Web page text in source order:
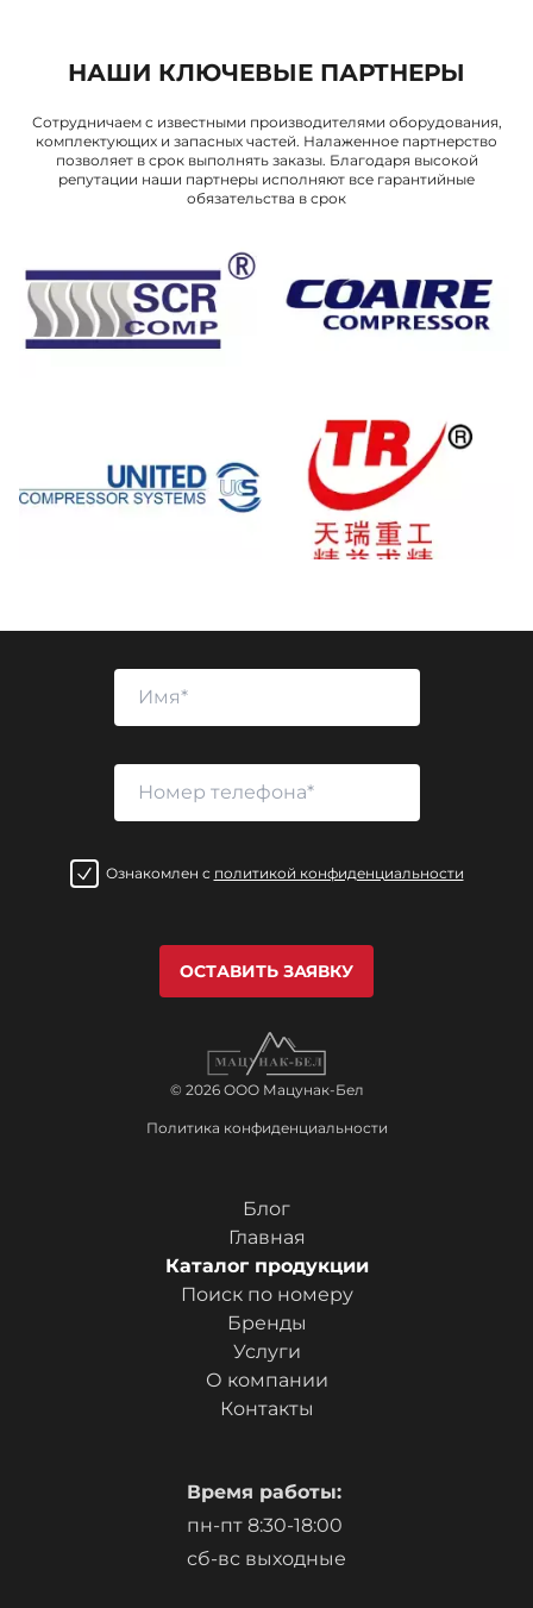
НАШИ КЛЮЧЕВЫЕ ПАРТНЕРЫ
Сотрудничаем с известными производителями оборудования,
комплектующих и запасных частей. Налаженное партнерство
позволяет в срок выполнять заказы. Благодаря высокой
репутации наши партнеры исполняют все гарантийные
обязательства в срок
Ознакомлен с политикой конфиденциальности
ОСТАВИТЬ ЗАЯВКУ
© 2026 ООО Мацунак-Бел
Политика конфиденциальности
Блог
Главная
Каталог продукции
Поиск по номеру
Бренды
Услуги
О компании
Контакты
Время работы:
пн-пт 8:30-18:00
сб-вс выходные